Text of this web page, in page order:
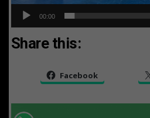
00:00
Share this:
Facebook